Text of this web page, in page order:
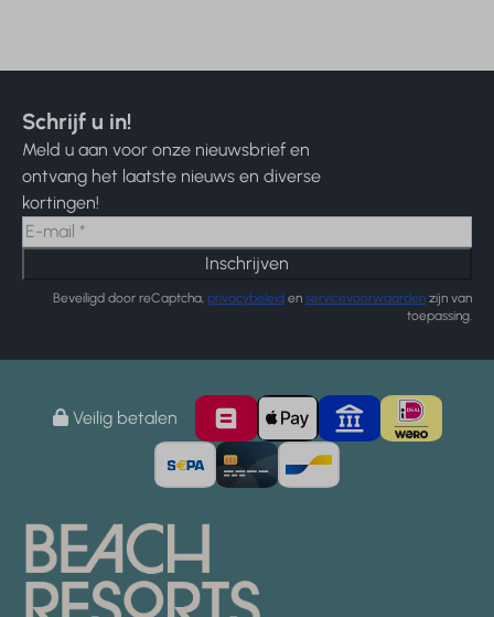
Schrijf u in!
Meld u aan voor onze nieuwsbrief en
ontvang het laatste nieuws en diverse
kortingen!
Inschrijven
Beveiligd door reCaptcha, privacybeleid en servicevoorwaarden zijn van
toepassing.
Veilig betalen